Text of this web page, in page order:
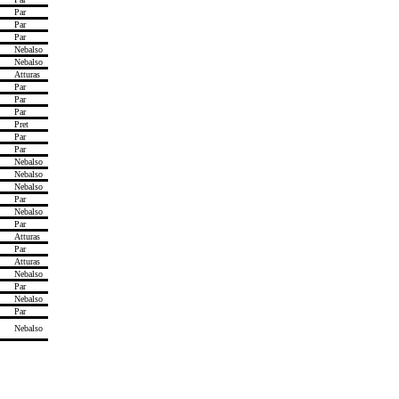
Par
Par
Par
Nebalso
Nebalso
Atturas
Par
Par
Par
Pret
Par
Par
Nebalso
Nebalso
Nebalso
Par
Nebalso
Par
Atturas
Par
Atturas
Nebalso
Par
Nebalso
Par
Nebalso